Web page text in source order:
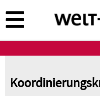
zum
Inhalt